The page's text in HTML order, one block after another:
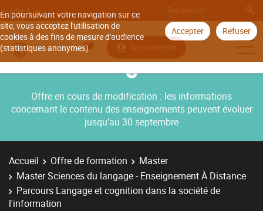
En poursuivant votre navigation sur ce
site, vous acceptez l'utilisation de
cookies à des fins de mesure d'audience
(statistiques anonymes).
Accepter Refuser
Aller à
Se connecter
Offre en cours de modification : les informations
concernant le contenu des enseignements peuvent évoluer
jusqu’au 30 septembre
Accueil Offre de formation
Master
Master Sciences du langage - Enseignement À Distance
Parcours Langage et cognition dans la société de
l'information